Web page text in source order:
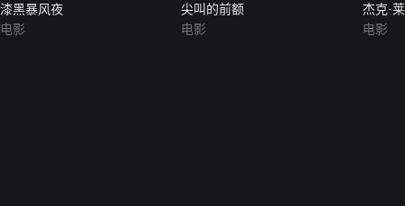
漆黑暴风夜
电影
尖叫的前额
电影
杰克·
电影